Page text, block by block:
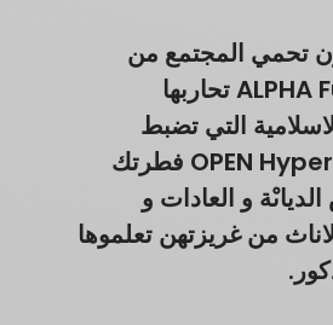
3 حصون تحمي المجتمع من
ALPHA Fu..ck BETA Bucks تحاربها
التي تضبط
المجتمع من OPEN Hypergamy فطرتك
و العادات و
من غريزتهن تعلموها